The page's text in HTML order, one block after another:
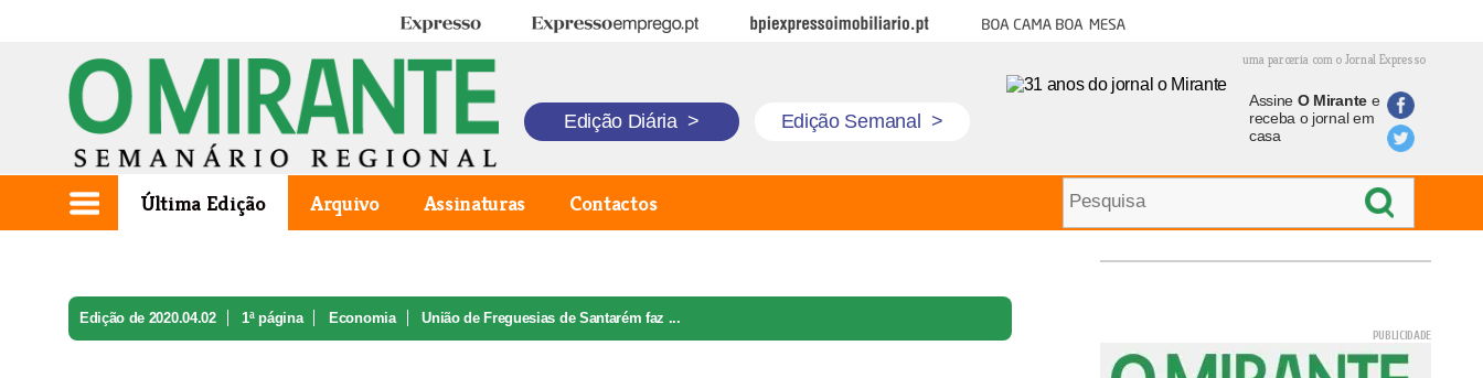
Expresso Expresso Emprego BPI Expresso Imobiliário Boa cama boa mesa
uma parceria com o Jornal Expresso
Edição Diária > Edição Semanal >
Assine O Mirantee
receba o jornal em
casa
Última Edição Arquivo Assinaturas Contactos
Edição de 2020.04.02 1ª página Economia União de Freguesias de Santarém faz ...